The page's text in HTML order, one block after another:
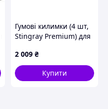
Гумові килимки (4 шт,
Stingray Premium) для
2012-2019 рр
2 009 ₴
Купити